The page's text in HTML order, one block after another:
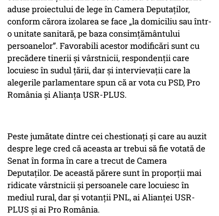
aduse proiectului de lege în Camera Deputaților,
conform cărora izolarea se face „la domiciliu sau într-
o unitate sanitară, pe baza consimțământului
persoanelor”. Favorabili acestor modificări sunt cu
precădere tinerii și vârstnicii, respondenții care
locuiesc în sudul țării, dar și intervievații care la
alegerile parlamentare spun că ar vota cu PSD, Pro
România și Alianța USR-PLUS.
Peste jumătate dintre cei chestionați și care au auzit
despre lege cred că aceasta ar trebui să fie votată de
Senat în forma în care a trecut de Camera
Deputaților. De această părere sunt în proporții mai
ridicate vârstnicii și persoanele care locuiesc în
mediul rural, dar și votanții PNL, ai Alianței USR-
PLUS și ai Pro România.